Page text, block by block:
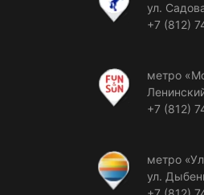
ул.
+7 (812)
метро
+7 (812)
метро
ул.